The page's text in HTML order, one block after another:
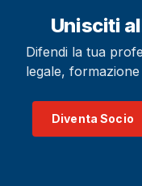
Unisciti
Difendi la tua
legale,
Diventa Socio